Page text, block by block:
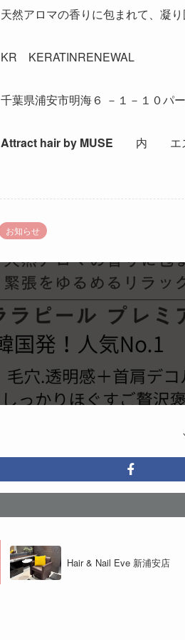
天然アロマの香りに包まれて、凝
KR KERATINRENEWAL
千葉県浦安市明海６ －１－１０パ
Attract hair by MUSE 内 エス
お知らせ
Hair & Nail Eve 新浦安店